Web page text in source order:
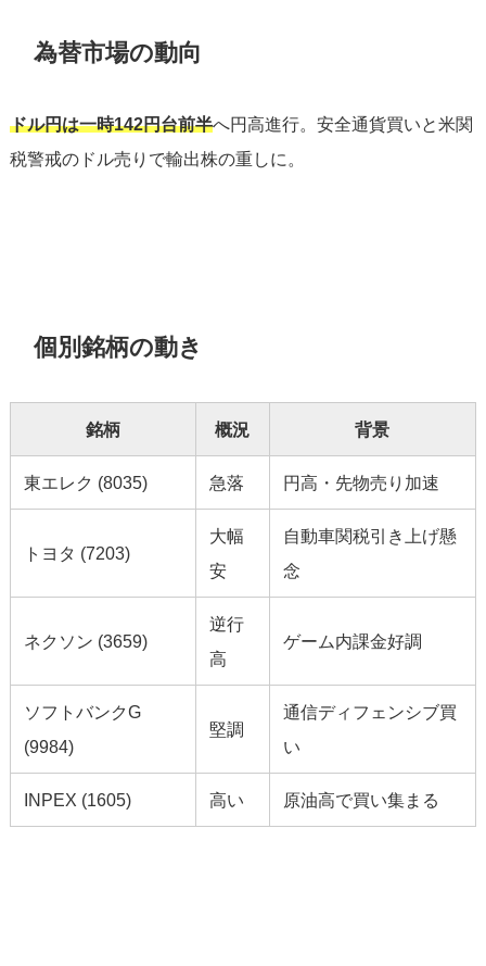
為替市場の動向
ドル円は一時142円台前半へ円高進行。安全通貨買いと米関
税警戒のドル売りで輸出株の重しに。
個別銘柄の動き
銘柄 概況 背景
東エレク (8035) 急落 円高・先物売り加速
トヨタ (7203)
大幅
安
自動車関税引き上げ懸
念
ネクソン (3659)
逆行
高
ゲーム内課金好調
ソフトバンクG
(9984)
堅調
通信ディフェンシブ買
い
INPEX (1605) 高い 原油高で買い集まる